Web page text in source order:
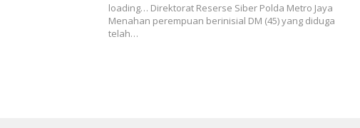
loading… Direktorat Reserse Siber Polda Metro Jaya
Menahan perempuan berinisial DM (45) yang diduga
telah…